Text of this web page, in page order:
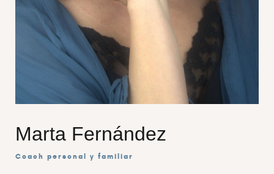
Marta Fernández
Coach personal y familiar